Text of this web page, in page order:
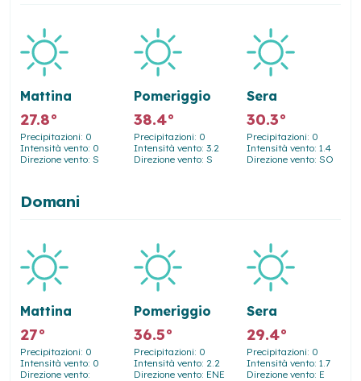
Mattina
27.8°
Precipitazioni: 0
Intensità vento: 0
Direzione vento: S
Pomeriggio
38.4°
Precipitazioni: 0
Intensità vento: 3.2
Direzione vento: S
Sera
30.3°
Precipitazioni: 0
Intensità vento: 1.4
Direzione vento: SO
Domani
Mattina
27°
Precipitazioni: 0
Intensità vento: 0
Direzione vento:
Pomeriggio
36.5°
Precipitazioni: 0
Intensità vento: 2.2
Direzione vento: ENE
Sera
29.4°
Precipitazioni: 0
Intensità vento: 1.7
Direzione vento: E